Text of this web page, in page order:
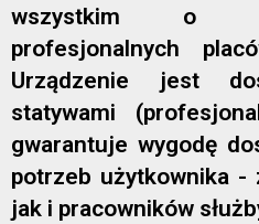
wszystkim o
profesjonalnych
Urządzenie jest
statywami
gwarantuje wygodę
potrzeb użytkownika -
jak i pracowników